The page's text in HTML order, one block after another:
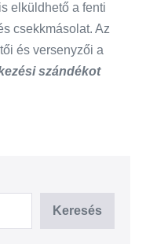
elküldhető a fenti
csekkmásolat. Az
és versenyzői a
szándékot
Keresés